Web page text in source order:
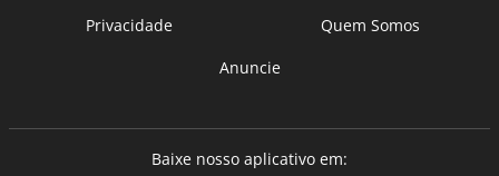
Privacidade
Quem Somos
Anuncie
Baixe nosso aplicativo em: